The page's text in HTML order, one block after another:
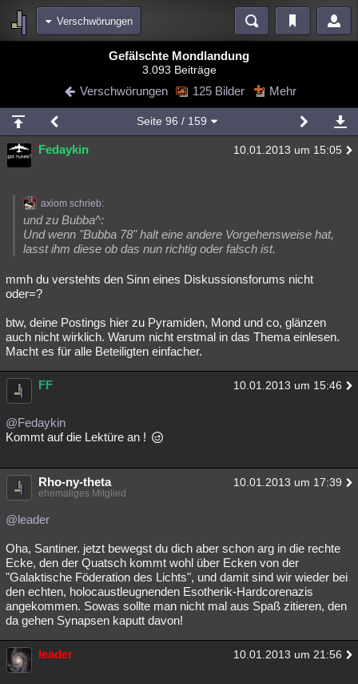
Verschwörungen
Blogs Videos
Chat Wiki Neuigkeiten
meine Rubriken
Menschen Wissenschaft Mystery Kriminalfälle
Natur Umfragen
weitere Rubriken
Astronomie
Musik Clash Verbesserungen Allmystery English
Übersichten
Besucht
Lesenswert
Gefälschte Mondlandung
3.093 Beiträge
Verschwörungen 125 Bilder Mehr
Seite 96 / 159
Fedaykin 10.01.2013 um 15:05
axiom schrieb:
und zu Bubba^:
Und wenn "Bubba 78" halt eine andere Vorgehensweise hat,
lasst ihm diese ob das nun richtig oder falsch ist.
mmh du verstehts den Sinn eines Diskussionsforums nicht
oder=?
btw, deine Postings hier zu Pyramiden, Mond und co, glänzen
auch nicht wirklich. Warum nicht erstmal in das Thema einlesen.
Macht es für alle Beteiligten einfacher.
FF 10.01.2013 um 15:46
@Fedaykin
Kommt auf die Lektüre an !
Rho-ny-theta 10.01.2013 um 17:39
ehemaliges Mitglied
@leader
Oha, Santiner. jetzt bewegst du dich aber schon arg in die rechte
Ecke, den der Quatsch kommt wohl über Ecken von der
"Galaktische Föderation des Lichts", und damit sind wir wieder bei
den echten, holocaustleugnenden Esotherik-Hardcorenazis
angekommen. Sowas sollte man nicht mal aus Spaß zitieren, den
da gehen Synapsen kaputt davon!
leader 10.01.2013 um 21:56